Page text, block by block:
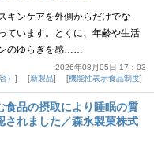
キンケアを外側からだけでな
ています。とくに、年齢や生活
のゆらぎを感……
2026年08月05日 17：03
） 新製品 機能性表示食品制度
食品の摂取により睡眠の質
されました／森永製菓株式